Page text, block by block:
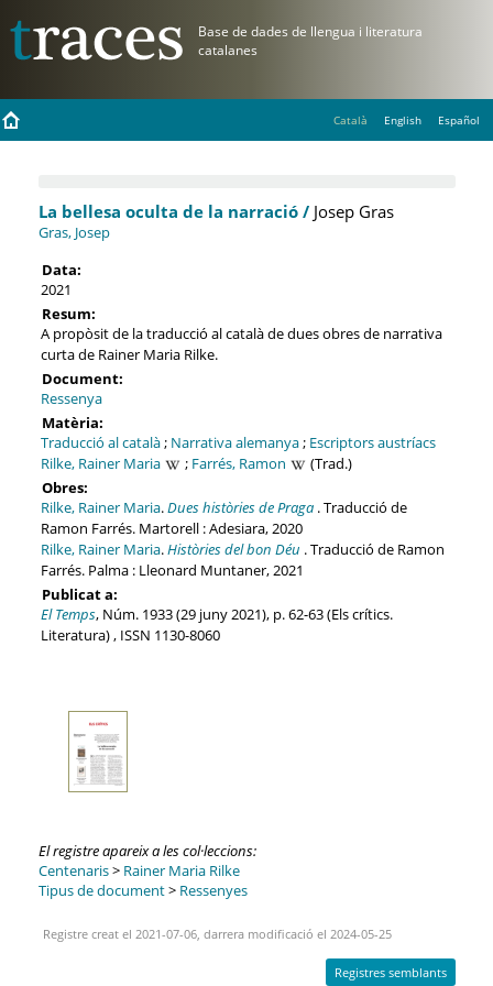
Català English Español
La bellesa oculta de la narració /Josep Gras
Gras, Josep
Data:
2021
Resum:
A propòsit de la traducció al català de dues obres de narrativa
curta de Rainer Maria Rilke.
Document:
Ressenya
Matèria:
Traducció al català; Narrativa alemanya; Escriptors austríacs
Rilke, Rainer Maria
; Farrés, Ramon
(Trad.)
Obres:
Rilke, Rainer Maria.Dues històries de Praga. Traducció de
Ramon Farrés. Martorell : Adesiara, 2020
Rilke, Rainer Maria.Històries del bon Déu . Traducció de Ramon
Farrés. Palma : Lleonard Muntaner, 2021
Publicat a:
El Temps, Núm. 1933 (29 juny 2021), p. 62-63 (Els crítics.
Literatura) , ISSN 1130-8060
El registre apareix a les col·leccions:
Centenaris> Rainer Maria Rilke
Tipus de document> Ressenyes
Registre creat el 2021-07-06, darrera modificació el 2024-05-25
Registres semblants